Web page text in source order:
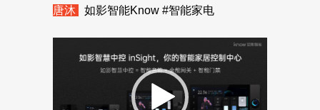
唐沐 如影智能Know #智能家电
频
放